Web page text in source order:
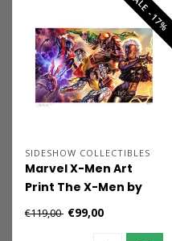
SALE -17%
SIDESHOW COLLECTIBLES
Marvel X-Men Art
Print The X-Men by
Felipe Massafera 46 x
€119,00 €99,00